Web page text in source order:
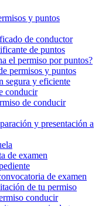
y puntos
de conductor
de puntos
el permiso por puntos?
permisos y puntos
segura y eficiente
conducir
de conducir
y presentación a
de examen
de examen
de tu permiso
conducir